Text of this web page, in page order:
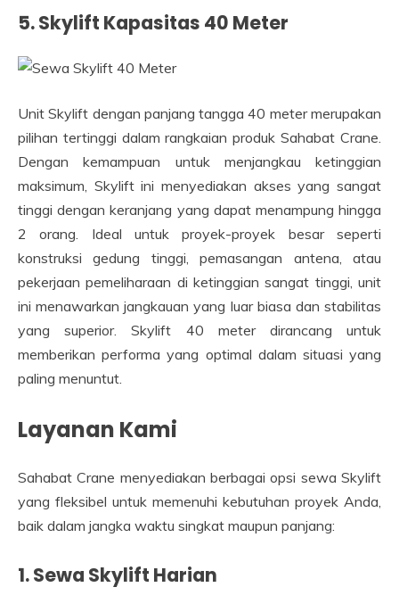
5. Skylift Kapasitas 40 Meter
Unit Skylift dengan panjang tangga 40 meter merupakan
pilihan tertinggi dalam rangkaian produk Sahabat Crane.
Dengan kemampuan untuk menjangkau ketinggian
maksimum, Skylift ini menyediakan akses yang sangat
tinggi dengan keranjang yang dapat menampung hingga
2 orang. Ideal untuk proyek-proyek besar seperti
konstruksi gedung tinggi, pemasangan antena, atau
pekerjaan pemeliharaan di ketinggian sangat tinggi, unit
ini menawarkan jangkauan yang luar biasa dan stabilitas
yang superior. Skylift 40 meter dirancang untuk
memberikan performa yang optimal dalam situasi yang
paling menuntut.
Layanan Kami
Sahabat Crane menyediakan berbagai opsi sewa Skylift
yang fleksibel untuk memenuhi kebutuhan proyek Anda,
baik dalam jangka waktu singkat maupun panjang:
1. Sewa Skylift Harian